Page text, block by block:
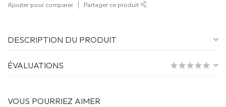
Ajouter pour comparer Partager ce produit
DESCRIPTION DU PRODUIT
ÉVALUATIONS
VOUS POURRIEZ AIMER